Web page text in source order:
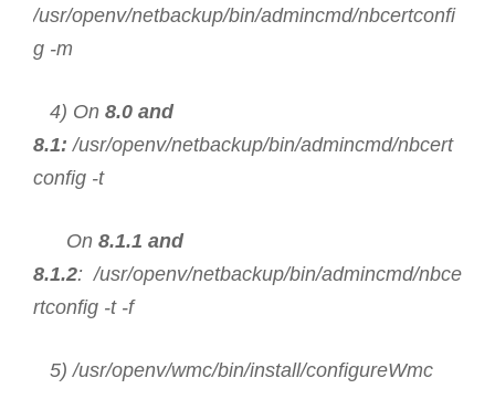
/usr/openv/netbackup/bin/admincmd/nbcertconfi
g -m
4) On 8.0 and
8.1: /usr/openv/netbackup/bin/admincmd/nbcert
config -t
On 8.1.1 and
8.1.2: /usr/openv/netbackup/bin/admincmd/nbce
rtconfig -t -f
5) /usr/openv/wmc/bin/install/configureWmc